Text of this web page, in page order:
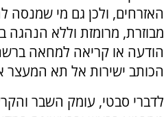
האזרחים, ולכן גם מי שמנסה
מבוזרת, מרומזת וללא
הודעה או קריאה למחאה
הכותב ישירות אל תא המעצר
לדברי סבטי, עומק השבר